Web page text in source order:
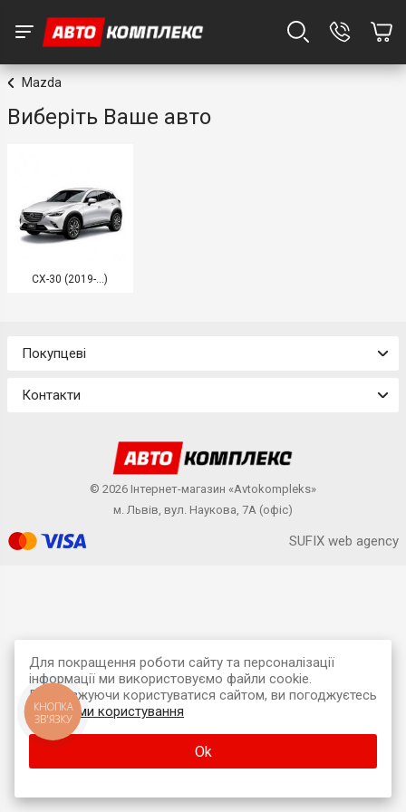
Mazda
Виберіть Ваше авто
CX-30 (2019-...)
Покупцеві
Контакти
© 2026 Інтернет-магазин «Avtokompleks»
м. Львів, вул. Наукова, 7А (офіс)
SUFIX web agency
Для покращення роботи сайту та персоналізації
інформації ми використовуємо файли cookie.
Продовжуючи користуватися сайтом, ви погоджуєтесь
зумовами користування
Ok
КНОПКА
ЗВ'ЯЗКУ